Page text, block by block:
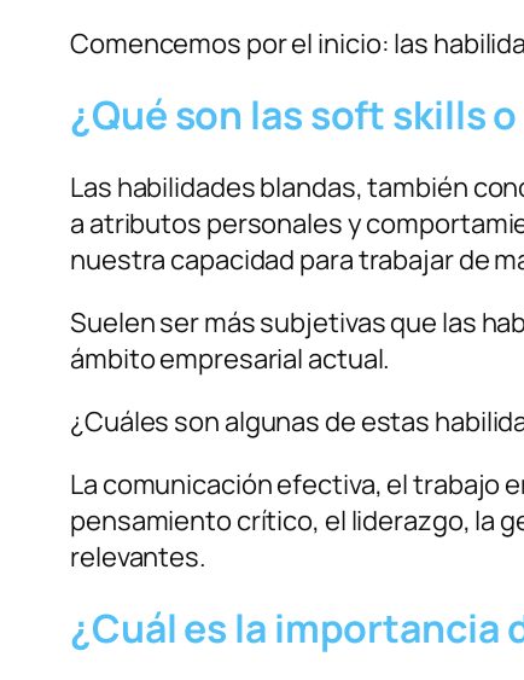
Comencemos por el inicio: las
¿Qué son las soft skills
Las habilidades blandas, también
a atributos personales y
nuestra capacidad para trabajar de
Suelen ser más subjetivas que las
ámbito empresarial actual.
¿Cuáles son algunas de estas
La comunicación efectiva, el trabajo
pensamiento crítico, el liderazgo, la
relevantes.
¿Cuál es la importancia